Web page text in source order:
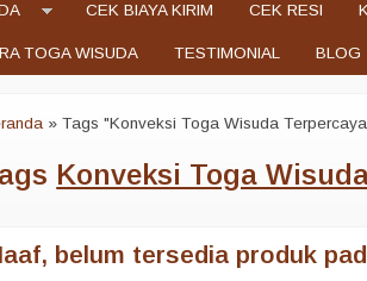
CEK BIAYA KIRIM CEK RESI
TOGA WISUDA TESTIMONIAL BLOG
»Tags "Konveksi Toga Wisuda
Konveksi Toga
belum tersedia produk